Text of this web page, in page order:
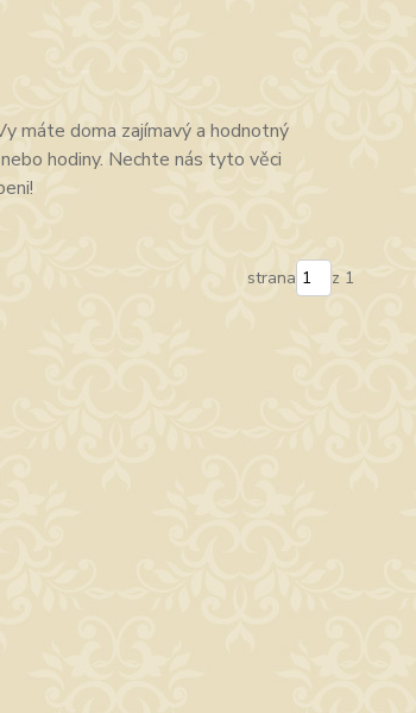
máte doma zajímavý a hodnotný
hodiny. Nechte nás tyto věci
strana z 1